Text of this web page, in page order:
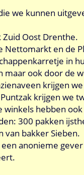
we kunnen
Zuid Oost Drenthe.
Nettomarkt en de
in
maar ook door de
krijgen
krijgen we
winkels hebben
300 pakken
van bakker Sieben.
anonieme